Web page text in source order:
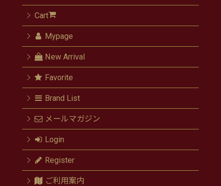
Cart
Mypage
New Arrival
Favorite
Brand List
メールマガジン
Login
Register
ご利用案内